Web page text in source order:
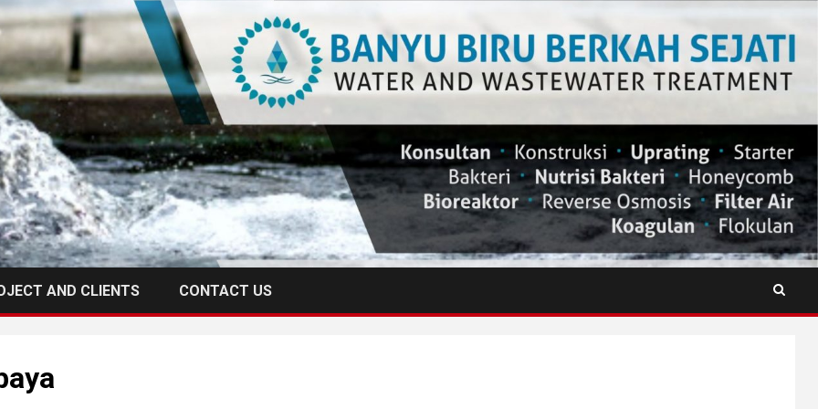
AND CLIENTS CONTACT US